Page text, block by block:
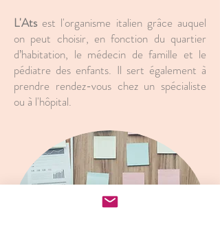
L'Ats est l'organisme italien grâce auquel
on peut choisir, en fonction du quartier
d’habitation, le médecin de famille et le
pédiatre des enfants. Il sert également à
prendre rendez-vous chez un spécialiste
ou à l'hôpital.